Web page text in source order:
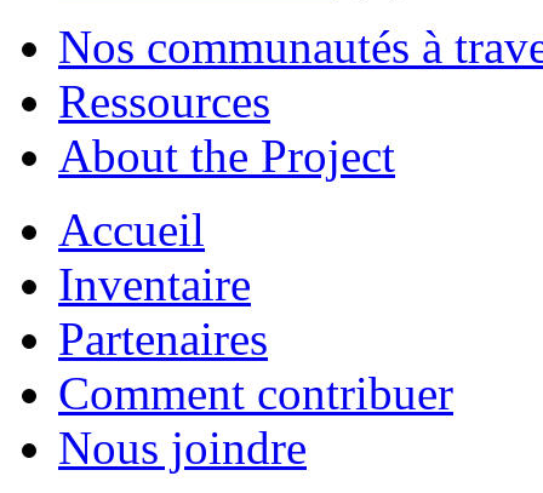
Nos communautés à
Ressources
About the Project
Accueil
Inventaire
Partenaires
Comment contribuer
Nous joindre